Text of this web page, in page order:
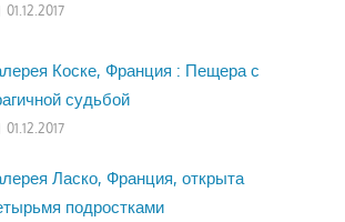
01.12.2017
Коске, Франция : Пещера с
судьбой
01.12.2017
Ласко, Франция, открыта
подростками